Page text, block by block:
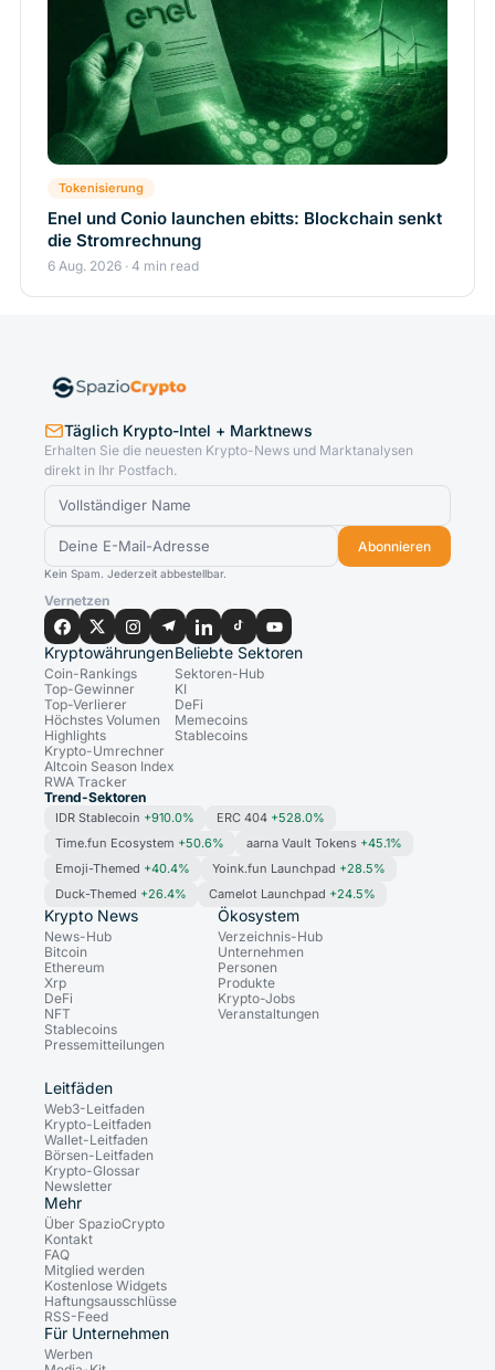
Tokenisierung
Enel und Conio launchen ebitts: Blockchain senkt
die Stromrechnung
6 Aug. 2026 · 4 min read
Täglich Krypto-Intel + Marktnews
Erhalten Sie die neuesten Krypto-News und Marktanalysen
direkt in Ihr Postfach.
Abonnieren
Kein Spam. Jederzeit abbestellbar.
Vernetzen
Kryptowährungen
Coin-Rankings
Top-Gewinner
Top-Verlierer
Höchstes Volumen
Highlights
Krypto-Umrechner
Altcoin Season Index
RWA Tracker
Beliebte Sektoren
Sektoren-Hub
KI
DeFi
Memecoins
Stablecoins
Trend-Sektoren
IDR Stablecoin +910.0% ERC 404 +528.0%
Time.fun Ecosystem +50.6% aarna Vault Tokens +45.1%
Emoji-Themed +40.4% Yoink.fun Launchpad +28.5%
Duck-Themed +26.4% Camelot Launchpad +24.5%
Krypto News
News-Hub
Bitcoin
Ethereum
Xrp
DeFi
NFT
Stablecoins
Pressemitteilungen
Ökosystem
Verzeichnis-Hub
Unternehmen
Personen
Produkte
Krypto-Jobs
Veranstaltungen
Leitfäden
Web3-Leitfaden
Krypto-Leitfaden
Wallet-Leitfaden
Börsen-Leitfaden
Krypto-Glossar
Newsletter
Mehr
Über SpazioCrypto
Kontakt
FAQ
Mitglied werden
Kostenlose Widgets
Haftungsausschlüsse
RSS-Feed
Für Unternehmen
Werben